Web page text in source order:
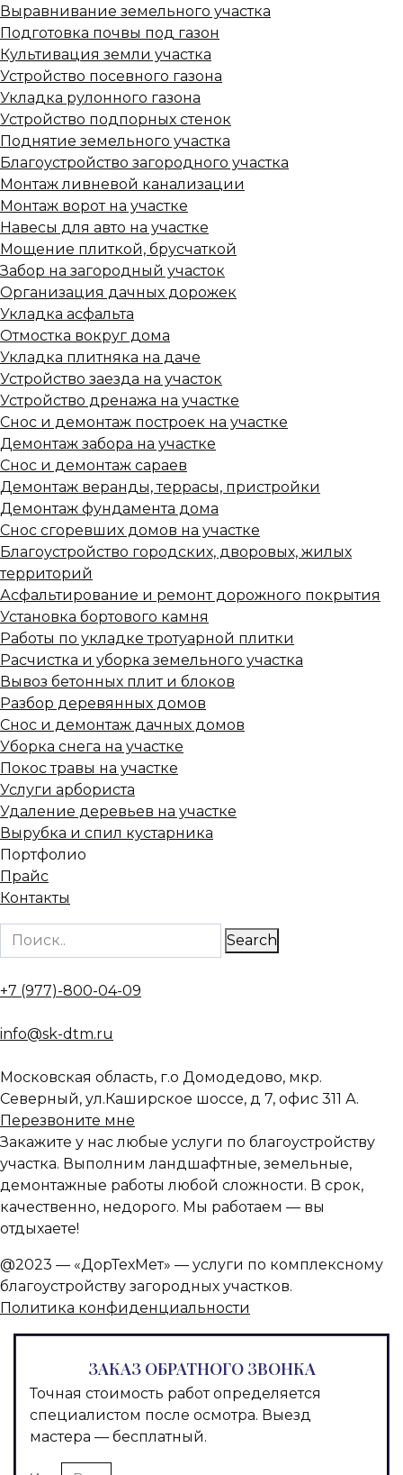
Выравнивание земельного участка
Подготовка почвы под газон
Культивация земли участка
Устройство посевного газона
Укладка рулонного газона
Устройство подпорных стенок
Поднятие земельного участка
Благоустройство загородного участка
Монтаж ливневой канализации
Монтаж ворот на участке
Навесы для авто на участке
Мощение плиткой, брусчаткой
Забор на загородный участок
Организация дачных дорожек
Укладка асфальта
Отмостка вокруг дома
Укладка плитняка на даче
Устройство заезда на участок
Устройство дренажа на участке
Снос и демонтаж построек на участке
Демонтаж забора на участке
Снос и демонтаж сараев
Демонтаж веранды, террасы, пристройки
Демонтаж фундамента дома
Снос сгоревших домов на участке
Благоустройство городских, дворовых, жилых
территорий
Асфальтирование и ремонт дорожного покрытия
Установка бортового камня
Работы по укладке тротуарной плитки
Расчистка и уборка земельного участка
Вывоз бетонных плит и блоков
Разбор деревянных домов
Снос и демонтаж дачных домов
Уборка снега на участке
Покос травы на участке
Услуги арбориста
Удаление деревьев на участке
Вырубка и спил кустарника
Портфолио
Прайс
Контакты
Search
+7 (977)-800-04-09
info@sk-dtm.ru
Московская область, г.о Домодедово, мкр.
Северный, ул.Каширское шоссе, д 7, офис 311 А.
Перезвоните мне
Закажите у нас любые услуги по благоустройству
участка. Выполним ландшафтные, земельные,
демонтажные работы любой сложности. В срок,
качественно, недорого. Мы работаем — вы
отдыхаете!
@2023 — «ДорТехМет» — услуги по комплексному
благоустройству загородных участков.
Политика конфиденциальности
ЗАКАЗ ОБРАТНОГО ЗВОНКА
Точная стоимость работ определяется
специалистом после осмотра. Выезд
мастера — бесплатный.